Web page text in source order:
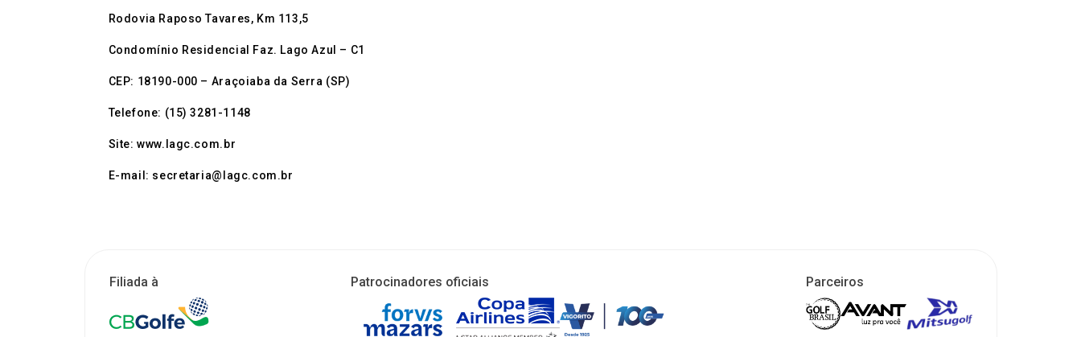
Rodovia Raposo Tavares, Km 113,5
Condomínio Residencial Faz. Lago Azul – C1
CEP: 18190-000 – Araçoiaba da Serra (SP)
Telefone: (15) 3281-1148
Site: www.lagc.com.br
E-mail: secretaria@lagc.com.br
Filiada à Patrocinadores oficiais Parceiros